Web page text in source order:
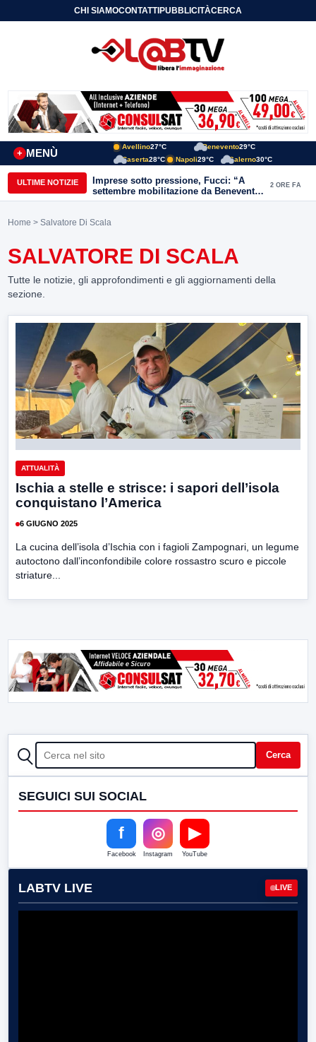
CHI SIAMOCONTATTIPUBBLICITÀCERCA
MENÙ
+
Avellino27°C Benevento29°C
Caserta28°C Napoli29°C Salerno30°C
ULTIME NOTIZIE
Imprese sotto pressione, Fucci: “A
settembre mobilitazione da Benevento
e Avellino”
2 ORE FA
Home > Salvatore Di Scala
SALVATORE DI SCALA
Tutte le notizie, gli approfondimenti e gli aggiornamenti della
sezione.
ATTUALITÀ
Ischia a stelle e strisce: i sapori dell’isola
conquistano l’America
6 GIUGNO 2025
La cucina dell’isola d’Ischia con i fagioli Zampognari, un legume
autoctono dall’inconfondibile colore rossastro scuro e piccole
striature...
CERCA Cerca
SEGUICI SUI SOCIAL
f
Facebook
◎
Instagram
▶
YouTube
LABTV LIVE LIVE